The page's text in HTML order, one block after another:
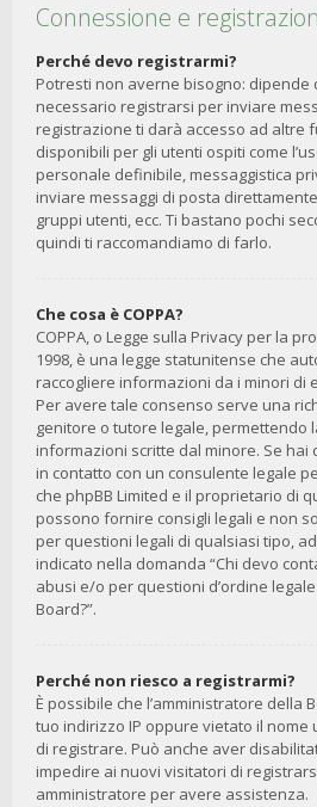
Connessione e
Perché devo registrarmi?
Potresti non averne bisogno: dipende
necessario registrarsi per inviare
registrazione ti darà accesso ad altre
disponibili per gli utenti ospiti come
personale definibile, messaggistica
inviare messaggi di posta
gruppi utenti, ecc. Ti bastano pochi
quindi ti raccomandiamo di farlo.
Che cosa è COPPA?
COPPA, o Legge sulla Privacy per la
1998, è una legge statunitense che
raccogliere informazioni da i minori di
Per avere tale consenso serve una
genitore o tutore legale, permettendo
informazioni scritte dal minore. Se hai
in contatto con un consulente legale
che phpBB Limited e il proprietario di
possono fornire consigli legali e non
per questioni legali di qualsiasi tipo,
indicato nella domanda “Chi devo
abusi e/o per questioni d’ordine
Board?”.
Perché non riesco a registrarmi?
È possibile che l’amministratore della
tuo indirizzo IP oppure vietato il nome
di registrare. Può anche aver
impedire ai nuovi visitatori di
amministratore per avere assistenza.